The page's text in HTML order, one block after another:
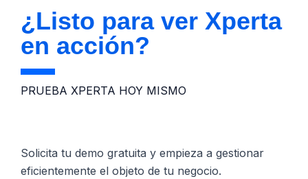
¿Listo para ver Xperta
en acción?
PRUEBA XPERTA HOY MISMO
Solicita tu demo gratuita y empieza a gestionar
eficientemente el objeto de tu negocio.